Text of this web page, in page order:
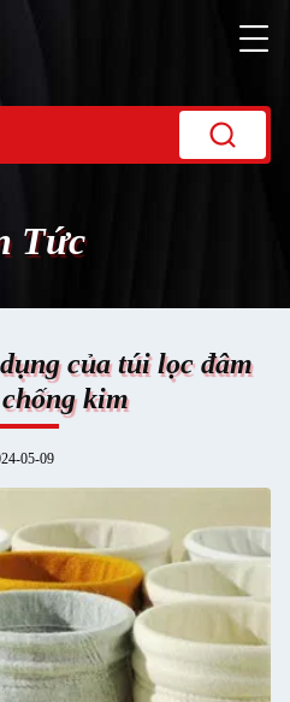
Tức
của túi lọc đâm
kim
05-09